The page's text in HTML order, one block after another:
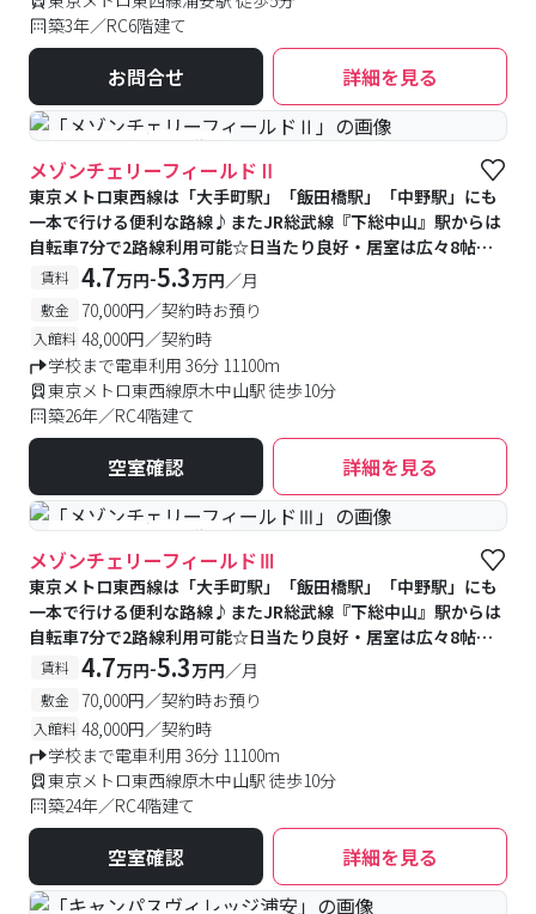
築3年／RC6階建て
お問合せ 詳細を見る
#予約受付中 #空室待ち
メゾンチェリーフィールドⅡ
東京メトロ東西線は「大手町駅」「飯田橋駅」「中野駅」にも
一本で行ける便利な路線♪またJR総武線『下総中山』駅からは
自転車7分で2路線利用可能☆日当たり良好・居室は広々8帖♪
近くにショッピングセンター有り(550m)♪
賃料 4.7万円-5.3万円／月
敷金 70,000円／契約時お預り
入館料 48,000円／契約時
学校まで電車利用 36分 11100m
東京メトロ東西線原木中山駅 徒歩10分
築26年／RC4階建て
空室確認 詳細を見る
#予約受付中 #空室待ち
メゾンチェリーフィールドⅢ
東京メトロ東西線は「大手町駅」「飯田橋駅」「中野駅」にも
一本で行ける便利な路線♪またJR総武線『下総中山』駅からは
自転車7分で2路線利用可能☆日当たり良好・居室は広々8帖♪
近くにショッピングセンター有り(550m)♪
賃料 4.7万円-5.3万円／月
敷金 70,000円／契約時お預り
入館料 48,000円／契約時
学校まで電車利用 36分 11100m
東京メトロ東西線原木中山駅 徒歩10分
築24年／RC4階建て
空室確認 詳細を見る